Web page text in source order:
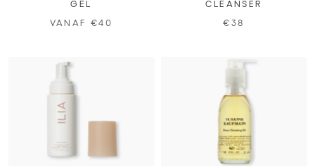
GEL
VANAF €40
CLEANSER
€38